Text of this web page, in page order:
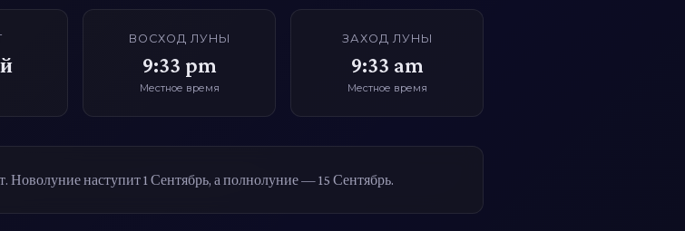
ВОСХОД ЛУНЫ
9:33 pm
Местное время
ЗАХОД ЛУНЫ
9:33 am
Местное время
наступит 1 Сентябрь, а полнолуние — 15 Сентябрь.